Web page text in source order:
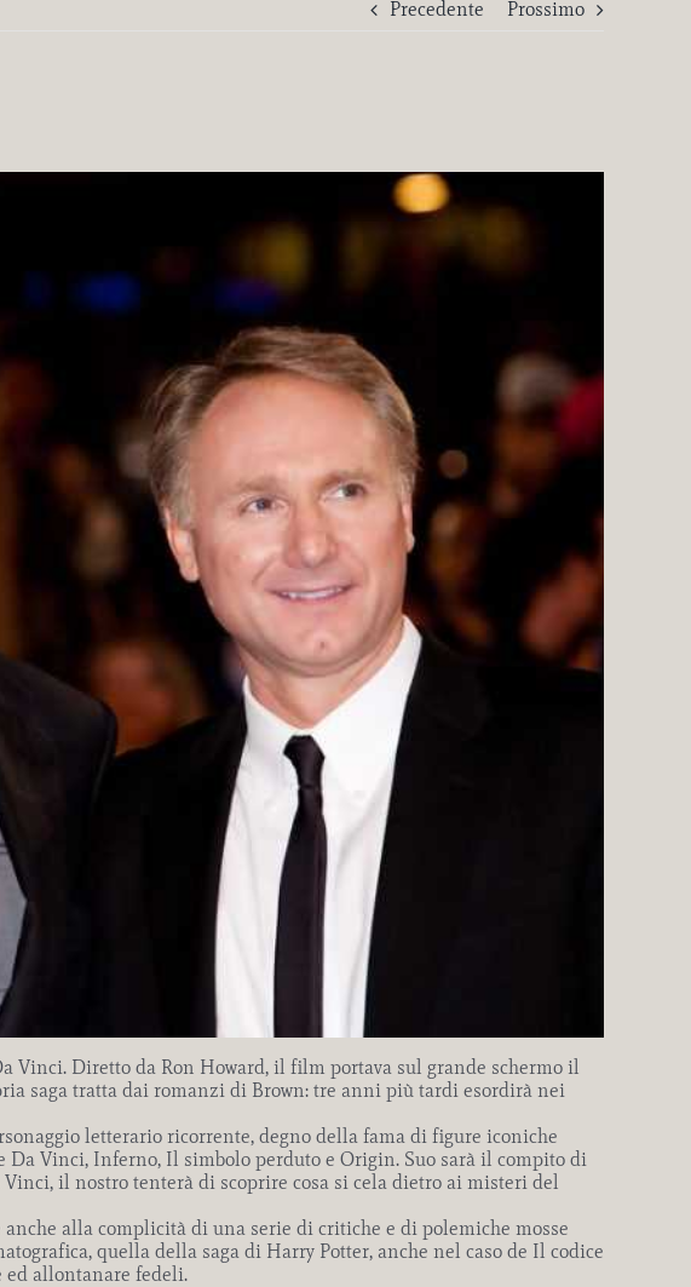
Precedente Prossimo
Vinci. Diretto da Ron Howard, il film portava sul grande schermo il
saga tratta dai romanzi di Brown: tre anni più tardi esordirà nei
letterario ricorrente, degno della fama di figure iconiche
Da Vinci, Inferno, Il simbolo perduto e Origin. Suo sarà il compito di
il nostro tenterà di scoprire cosa si cela dietro ai misteri del
alla complicità di una serie di critiche e di polemiche mosse
quella della saga di Harry Potter, anche nel caso de Il codice
ed allontanare fedeli.